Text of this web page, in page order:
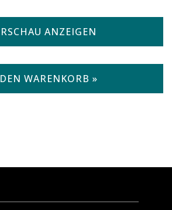
ANZEIGEN
WARENKORB »